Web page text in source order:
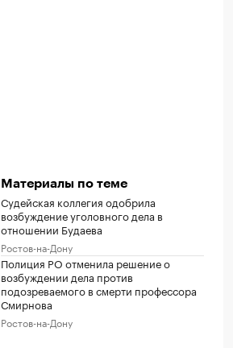
Материалы по теме
Судейская коллегия одобрила
возбуждение уголовного дела в
отношении Будаева
Ростов-на-Дону
Полиция РО отменила решение о
возбуждении дела против
подозреваемого в смерти профессора
Смирнова
Ростов-на-Дону